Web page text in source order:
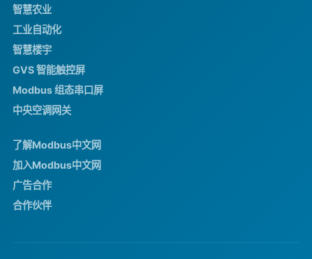
智慧农业
工业自动化
智慧楼宇
GVS 智能触控屏
Modbus 组态串口屏
中央空调网关
了解Modbus中文网
加入Modbus中文网
广告合作
合作伙伴